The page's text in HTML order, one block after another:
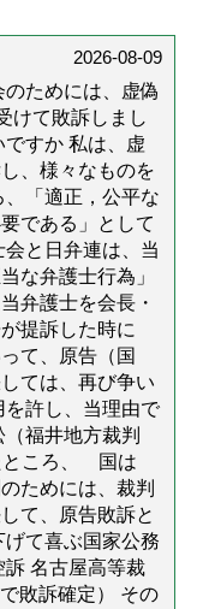
2026-08-09
ためには、虚偽
けて敗訴しまし
すか 私は、虚
、様々なものを
「適正，公平な
である」として
と日弁連は、当
な弁護士行為」
弁護士を会長・
提訴した時に
て、原告（国
ては、再び争い
を許し、当理由で
福井地方裁判
ところ、 国は
ためには、裁判
て、原告敗訴と
て喜ぶ国家公務
名古屋高等裁
敗訴確定） その